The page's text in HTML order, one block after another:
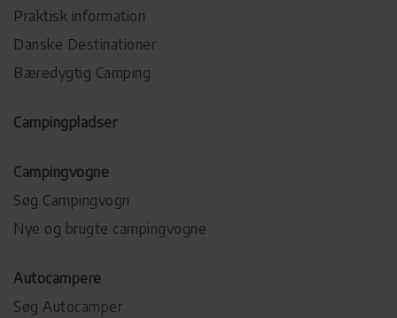
Praktisk information
Danske Destinationer
Bæredygtig Camping
Campingpladser
Campingvogne
Søg Campingvogn
Nye og brugte campingvogne
Autocampere
Søg Autocamper